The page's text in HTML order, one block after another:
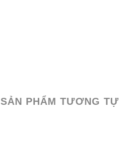
SẢN PHẨM TƯƠNG TỰ